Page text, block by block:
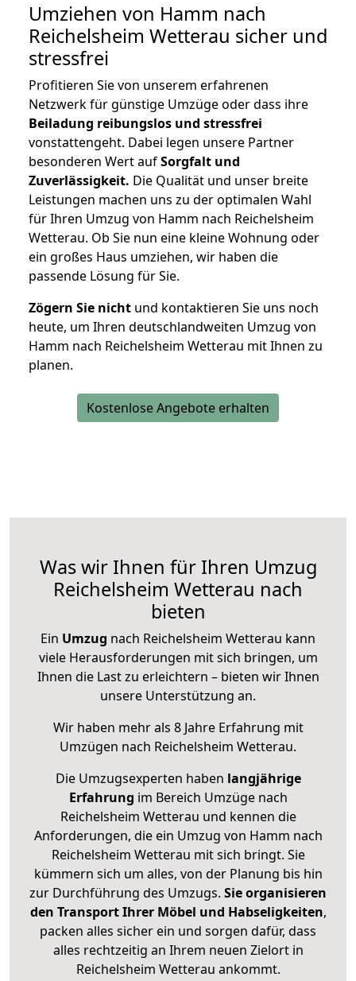
Umziehen von Hamm nach
Reichelsheim Wetterau sicher und
stressfrei
Profitieren Sie von unserem erfahrenen
Netzwerk für günstige Umzüge oder dass ihre
Beiladung reibungslos und stressfrei
vonstattengeht. Dabei legen unsere Partner
besonderen Wert aufSorgfalt und
Zuverlässigkeit. Die Qualität und unser breite
Leistungen machen uns zu der optimalen Wahl
für Ihren Umzug von Hamm nach Reichelsheim
Wetterau. Ob Sie nun eine kleine Wohnung oder
ein großes Haus umziehen, wir haben die
passende Lösung für Sie.
Zögern Sie nicht und kontaktieren Sie uns noch
heute, um Ihren deutschlandweiten Umzug von
Hamm nach Reichelsheim Wetterau mit Ihnen zu
planen.
Kostenlose Angebote erhalten
Was wir Ihnen für Ihren Umzug
Reichelsheim Wetterau nach
bieten
Ein Umzug nach Reichelsheim Wetterau kann
viele Herausforderungen mit sich bringen, um
Ihnen die Last zu erleichtern – bieten wir Ihnen
unsere Unterstützung an.
Wir haben mehr als 8 Jahre Erfahrung mit
Umzügen nach Reichelsheim Wetterau.
Die Umzugsexperten haben langjährige
Erfahrung im Bereich Umzüge nach
Reichelsheim Wetterau und kennen die
Anforderungen, die ein Umzug von Hamm nach
Reichelsheim Wetterau mit sich bringt. Sie
kümmern sich um alles, von der Planung bis hin
zur Durchführung des Umzugs. Sie organisieren
den Transport Ihrer Möbel und Habseligkeiten,
packen alles sicher ein und sorgen dafür, dass
alles rechtzeitig an Ihrem neuen Zielort in
Reichelsheim Wetterau ankommt.